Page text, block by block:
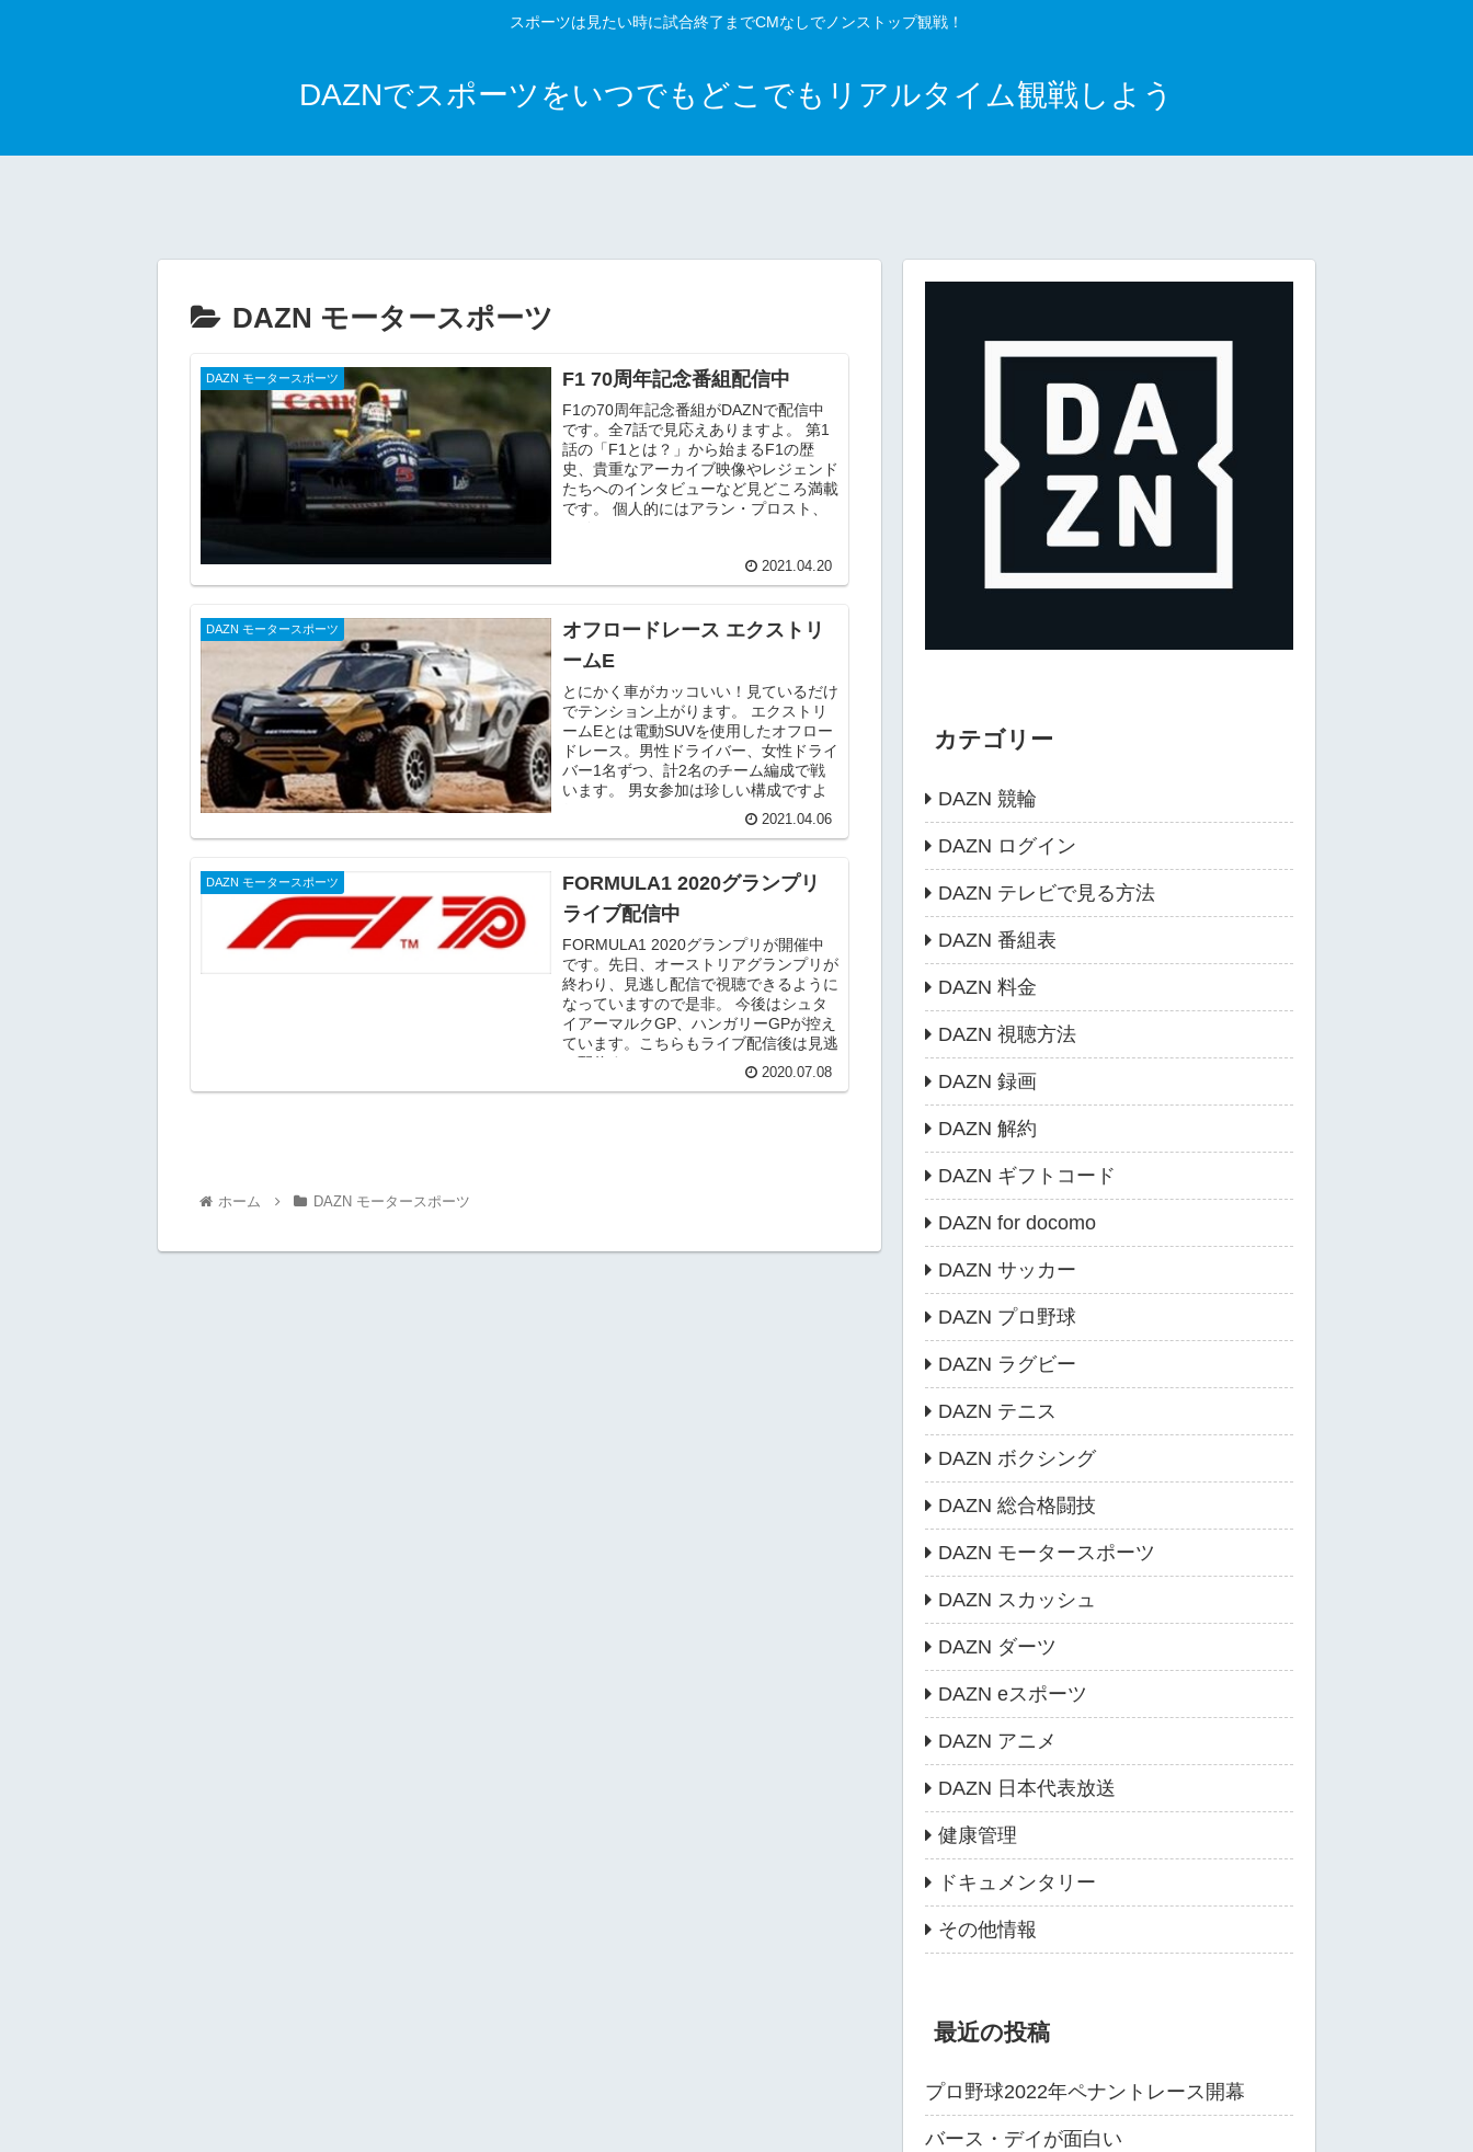
スポーツは見たい時に試合終了までCMなしでノンストップ観戦！
DAZNでスポーツをいつでもどこでもリアルタイム観戦しよう
DAZN モータースポーツ
DAZN モータースポーツ F1 70周年記念番組配信中
F1の70周年記念番組がDAZNで配信中
です。全7話で見応えありますよ。 第1
話の「F1とは？」から始まるF1の歴
史、貴重なアーカイブ映像やレジェンド
たちへのインタビューなど見どころ満載
です。 個人的にはアラン・プロスト、
2021.04.20
DAZN モータースポーツ
オフロードレース エクストリ
ームE
とにかく車がカッコいい！見ているだけ
でテンション上がります。 エクストリ
ームEとは電動SUVを使用したオフロー
ドレース。男性ドライバー、女性ドライ
バー1名ずつ、計2名のチーム編成で戦
います。 男女参加は珍しい構成ですよ
2021.04.06
DAZN モータースポーツ
FORMULA1 2020グランプリ
ライブ配信中
FORMULA1 2020グランプリが開催中
です。先日、オーストリアグランプリが
終わり、見逃し配信で視聴できるように
なっていますので是非。 今後はシュタ
イアーマルクGP、ハンガリーGPが控え
ています。こちらもライブ配信後は見逃
し配信す...
2020.07.08
ホーム DAZN モータースポーツ
カテゴリー
DAZN 競輪
DAZN ログイン
DAZN テレビで見る方法
DAZN 番組表
DAZN 料金
DAZN 視聴方法
DAZN 録画
DAZN 解約
DAZN ギフトコード
DAZN for docomo
DAZN サッカー
DAZN プロ野球
DAZN ラグビー
DAZN テニス
DAZN ボクシング
DAZN 総合格闘技
DAZN モータースポーツ
DAZN スカッシュ
DAZN ダーツ
DAZN eスポーツ
DAZN アニメ
DAZN 日本代表放送
健康管理
ドキュメンタリー
その他情報
最近の投稿
プロ野球2022年ペナントレース開幕
バース・デイが面白い